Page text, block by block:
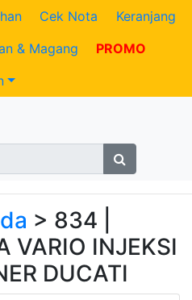
Cek Nota
Keranjang
& Magang
PROMO
> 834 |
VARIO INJEKSI
DUCATI